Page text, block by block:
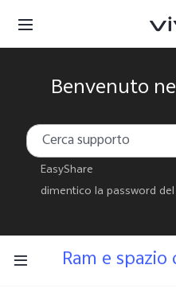
Benvenuto
EasyShare
dimentico la password
Ram e